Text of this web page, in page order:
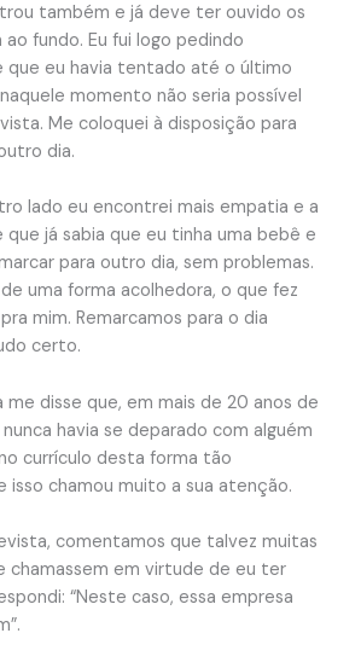
também e já deve ter ouvido os
ao fundo. Eu fui logo pedindo
que eu havia tentado até o último
momento não seria possível
Me coloquei à disposição para
dia.
lado eu encontrei mais empatia e a
já sabia que eu tinha uma bebê e
para outro dia, sem problemas.
uma forma acolhedora, o que fez
mim. Remarcamos para o dia
certo.
disse que, em mais de 20 anos de
havia se deparado com alguém
currículo desta forma tão
isso chamou muito a sua atenção.
comentamos que talvez muitas
chamassem em virtude de eu ter
“Neste caso, essa empresa